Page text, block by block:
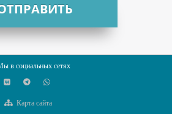
в социальных сетях
Карта сайта